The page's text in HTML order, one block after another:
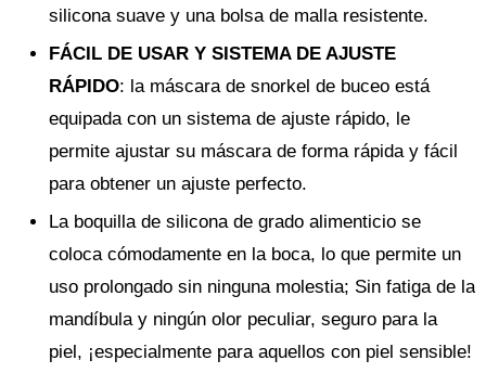
silicona suave y una bolsa de malla resistente.
FÁCIL DE USAR Y SISTEMA DE AJUSTE
RÁPIDO: la máscara de snorkel de buceo está
equipada con un sistema de ajuste rápido, le
permite ajustar su máscara de forma rápida y fácil
para obtener un ajuste perfecto.
La boquilla de silicona de grado alimenticio se
coloca cómodamente en la boca, lo que permite un
uso prolongado sin ninguna molestia; Sin fatiga de la
mandíbula y ningún olor peculiar, seguro para la
piel, ¡especialmente para aquellos con piel sensible!